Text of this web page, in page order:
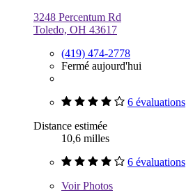
3248 Percentum Rd
Toledo, OH 43617
(419) 474-2778
Fermé aujourd'hui
6 évaluations
Distance estimée
10,6 milles
6 évaluations
VoirPhotos